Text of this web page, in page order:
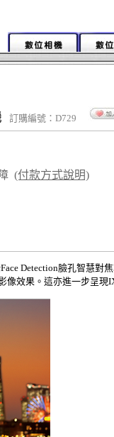
訂購編號：D729
(付款方式說明)
Detection臉孔智慧對
效果。這亦進一步呈現